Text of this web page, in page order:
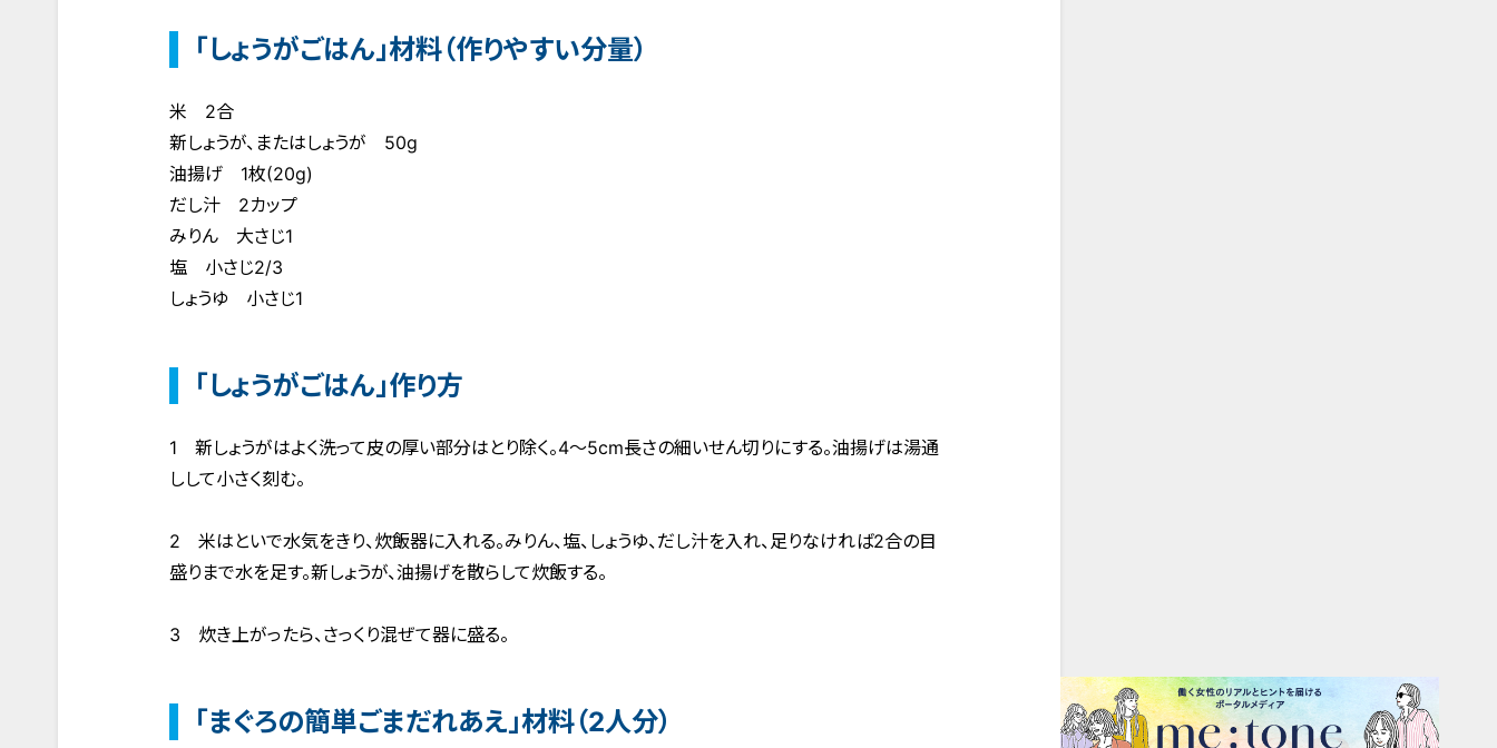
「しょうがごはん」材料（作りやすい分量）
米 2合
新しょうが、またはしょうが 50g
油揚げ 1枚(20g)
だし汁 2カップ
みりん 大さじ1
塩 小さじ2/3
しょうゆ 小さじ1
「しょうがごはん」作り方
1 新しょうがはよく洗って皮の厚い部分はとり除く。4～5cm長さの細いせん切りにする。油揚げは湯通
しして小さく刻む。
2 米はといで水気をきり、炊飯器に入れる。みりん、塩、しょうゆ、だし汁を入れ、足りなければ2合の目
盛りまで水を足す。新しょうが、油揚げを散らして炊飯する。
3 炊き上がったら、さっくり混ぜて器に盛る。
「まぐろの簡単ごまだれあえ」材料（2人分）